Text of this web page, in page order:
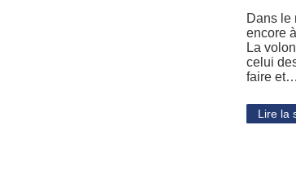
Dans le
encore
La
celui
faire et…
Lire la